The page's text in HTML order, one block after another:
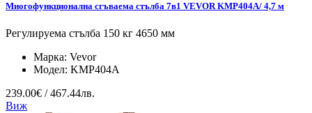
Многофункционална сгъваема стълба 7в1 VEVOR KMP404A/ 4,7 м
Регулируема стълба 150 кг 4650 мм
Марка: Vevor
Модел: KMP404A
239.00€ / 467.44лв.
Виж